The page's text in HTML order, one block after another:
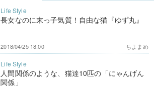
長女なのに末っ子気質！自由な猫『ゆず丸』
ちよまめ
2018/04/25 18:00
人間関係のような、猫達10匹の「にゃんげん
関係」